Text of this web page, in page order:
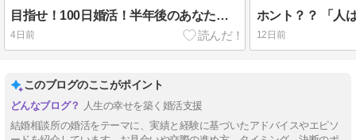
目指せ！100日婚活！半年後のあなたは？
4日前
ホント？？ 「人
12日前
このブログのここがポイント
人生の幸せを築く婚活支援
結婚相談所の婚活をテーマに、実績と経験に基づいたアドバイスやエピソ